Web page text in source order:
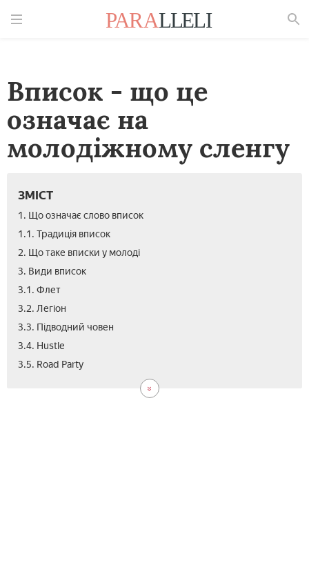
Вписок - що це
означає на
молодіжному сленгу
ЗМІСТ
1. Що означає слово вписок
1.1. Традиція вписок
2. Що таке вписки у молоді
3. Види вписок
3.1. Флет
3.2. Легіон
3.3. Підводний човен
3.4. Hustle
3.5. Road Party